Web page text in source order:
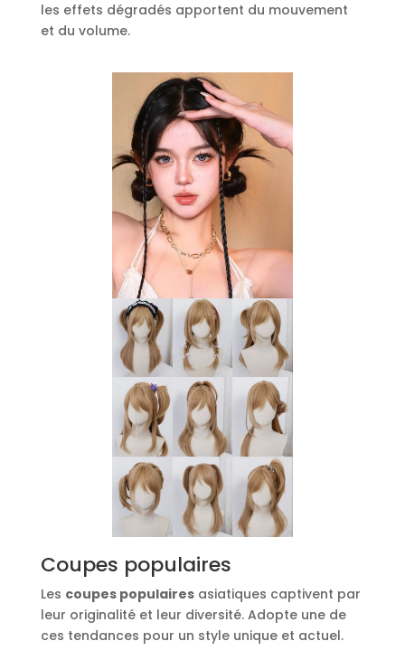
les effets dégradés apportent du mouvement
et du volume.
Coupes populaires
Les coupes populairesasiatiques captivent par
leur originalité et leur diversité. Adopte une de
ces tendances pour un style unique et actuel.